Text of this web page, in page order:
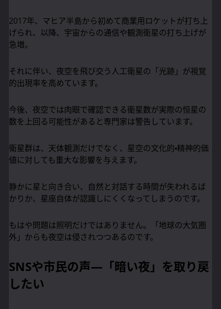
2017年、マヒア半島から初めて商業用ロケットが打ち上
げられ、以降、宇宙からの通信や観測衛星の打ち上げが
急増。
それに伴い、夜空を飛び交う人工衛星の「光跡」が視覚
的出現率を高めています。
今後、夜空では肉眼で確認できる衛星数が実際の恒星の
数を上回る可能性があると専門家は警告しています。
衛星群は、天体観測だけでなく、星空の文化的・精神的価
値に対しても重大な影響を与えます。
静かに星と向き合い、自然と対話する時間が失われるば
かりか、星座自体が認識しにくくなってしまうのです。
もはや問題は照明だけではありません。「地球の大気圏
外」からも夜空は侵されつつあるのです。
SNSや市民の声—「暗い夜」を取り戻
したい